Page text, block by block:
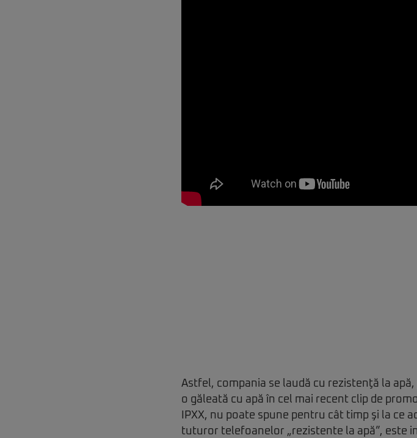
Astfel, compania se laudă cu rezistenţă la
o găleată cu apă în cel mai recent clip de
IPXX, nu poate spune pentru cât timp şi la ce
tuturor telefoanelor „rezistente la apă”, este